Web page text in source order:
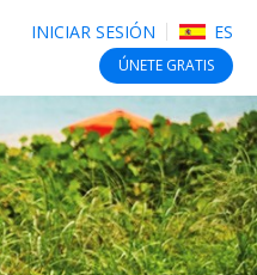
INICIAR SESIÓN ES
ÚNETE GRATIS
SEARCH DEALS